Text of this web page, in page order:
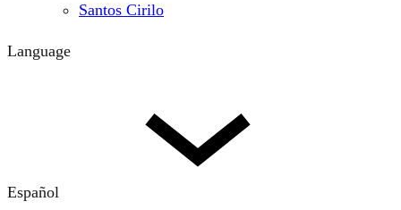
Santos Cirilo
Language
Español